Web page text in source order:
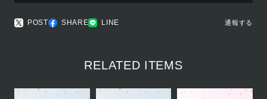
POST SHARE LINE 通報する
RELATED ITEMS